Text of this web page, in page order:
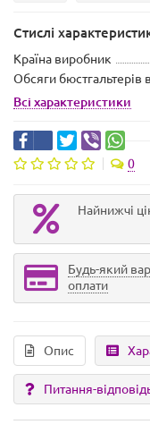
Стислі
Країна виробник
Обсяги бюстгальтерів
Всі характеристики
0
Найнижчі
Будь-який
оплати
Опис
Питання-